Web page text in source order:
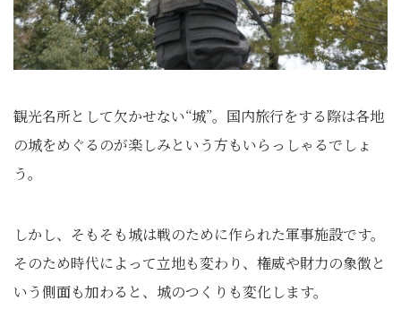
観光名所として欠かせない“城”。国内旅行をする際は各地
の城をめぐるのが楽しみという方もいらっしゃるでしょ
う。
しかし、そもそも城は戦のために作られた軍事施設です。
そのため時代によって立地も変わり、権威や財力の象徴と
いう側面も加わると、城のつくりも変化します。